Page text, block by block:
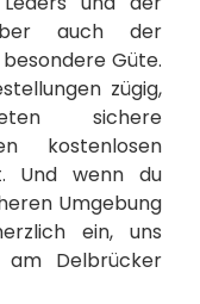
auch der
Güte.
zügig,
sichere
kostenlosen
Und wenn du
Umgebung
ein, uns
am Delbrücker